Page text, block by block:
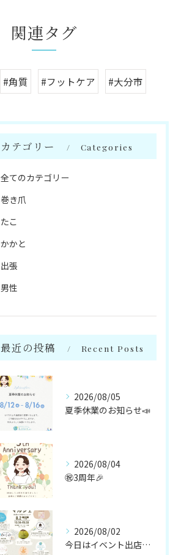
関連タグ
#角質 #フットケア #大分市
カテゴリー Categories
全てのカテゴリー
巻き爪
たこ
かかと
出張
男性
最近の投稿 Recent Posts
2026/08/05
夏季休業のお知らせ📣
2026/08/04
㊗️3周年🎉
2026/08/02
今日はイベント出店です🌻